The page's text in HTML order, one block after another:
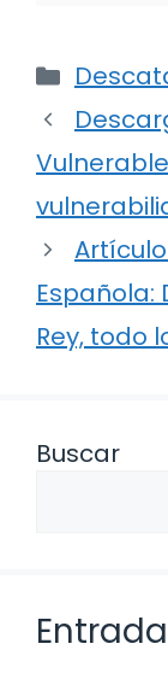
Española:
Rey, todo
Buscar